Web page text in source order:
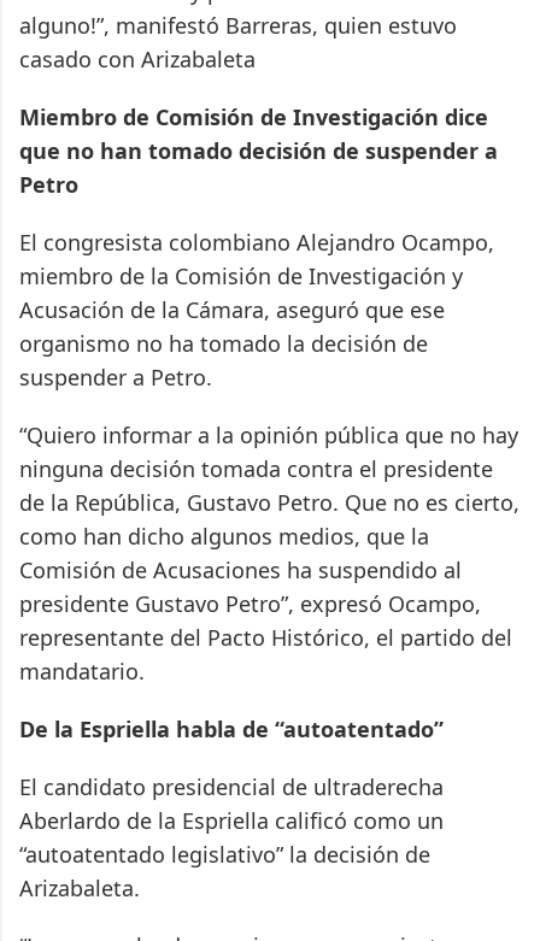
alguno!”, manifestó Barreras, quien estuvo
casado con Arizabaleta
Miembro de Comisión de Investigación dice
que no han tomado decisión de suspender a
Petro
El congresista colombiano Alejandro Ocampo,
miembro de la Comisión de Investigación y
Acusación de la Cámara, aseguró que ese
organismo no ha tomado la decisión de
suspender a Petro.
“Quiero informar a la opinión pública que no hay
ninguna decisión tomada contra el presidente
de la República, Gustavo Petro. Que no es cierto,
como han dicho algunos medios, que la
Comisión de Acusaciones ha suspendido al
presidente Gustavo Petro”, expresó Ocampo,
representante del Pacto Histórico, el partido del
mandatario.
De la Espriella habla de “autoatentado”
El candidato presidencial de ultraderecha
Aberlardo de la Espriella calificó como un
“autoatentado legislativo” la decisión de
Arizabaleta.